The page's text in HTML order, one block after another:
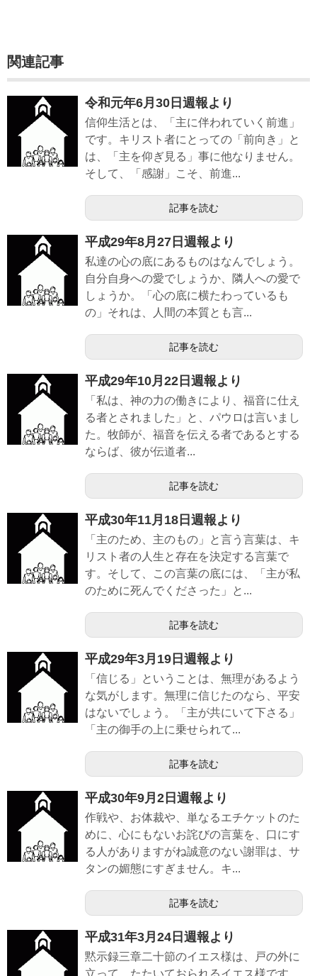
関連記事
令和元年6月30日週報より
信仰生活とは、「主に伴われていく前進」
です。キリスト者にとっての「前向き」と
は、「主を仰ぎ見る」事に他なりません。
そして、「感謝」こそ、前進...
記事を読む
平成29年8月27日週報より
私達の心の底にあるものはなんでしょう。
自分自身への愛でしょうか、隣人への愛で
しょうか。「心の底に横たわっているも
の」それは、人間の本質とも言...
記事を読む
平成29年10月22日週報より
「私は、神の力の働きにより、福音に仕え
る者とされました」と、パウロは言いまし
た。牧師が、福音を伝える者であるとする
ならば、彼が伝道者...
記事を読む
平成30年11月18日週報より
「主のため、主のもの」と言う言葉は、キ
リスト者の人生と存在を決定する言葉で
す。そして、この言葉の底には、「主が私
のために死んでくださった」と...
記事を読む
平成29年3月19日週報より
「信じる」ということは、無理があるよう
な気がします。無理に信じたのなら、平安
はないでしょう。「主が共にいて下さる」
「主の御手の上に乗せられて...
記事を読む
平成30年9月2日週報より
作戦や、お体裁や、単なるエチケットのた
めに、心にもないお詫びの言葉を、口にす
る人がありますがね誠意のない謝罪は、サ
タンの媚態にすぎません。キ...
記事を読む
平成31年3月24日週報より
黙示録三章二十節のイエス様は、戸の外に
立って、たたいておられるイエス様です。